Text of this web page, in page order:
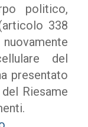
politico,
338
del
presentato
Riesame